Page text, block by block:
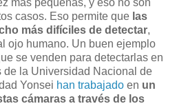
más pequeñas, y eso no son
casos. Eso permite que las
más difíciles de detectar,
ojo humano. Un buen ejemplo
se venden para detectarlas en
de la Universidad Nacional de
Yonsei han trabajado en un
cámaras a través de los